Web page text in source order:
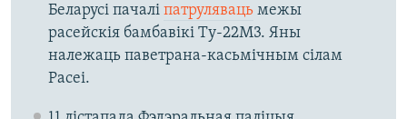
Беларусі пачалі патрулявацьмежы
расейскія бамбавікі Ту-22М3. Яны
належаць паветрана-касьмічным сілам
Расеі.